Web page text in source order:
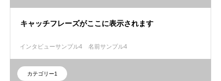
キャッチフレーズがここに表示されます
インタビューサンプル4 名前サンプル4
カテゴリー1